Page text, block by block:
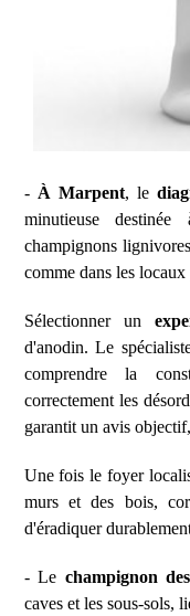
- À Marpent, le
minutieuse
champignons
comme dans les
Sélectionner un
d'anodin. Le
comprendre la
correctement les
garantit un avis
Une fois le foyer
murs et des bois,
d'éradiquer
- Le champignon
caves et les sous-sols,